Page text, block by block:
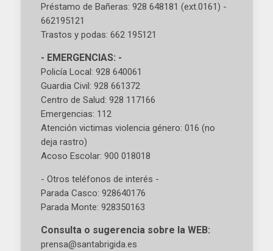
Préstamo de Bañeras: 928 648181 (ext.0161) -
662195121
Trastos y podas: 662 195121
- EMERGENCIAS: -
Policía Local: 928 640061
Guardia Civil: 928 661372
Centro de Salud: 928 117166
Emergencias: 112
Atención victimas violencia género: 016 (no
deja rastro)
Acoso Escolar: 900 018018
- Otros teléfonos de interés -
Parada Casco: 928640176
Parada Monte: 928350163
Consulta o sugerencia sobre la WEB:
prensa@santabrigida.es